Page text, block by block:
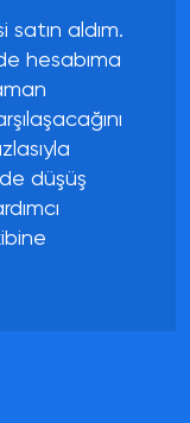
Mi?
ile
bizimle
hizmet
düşme
sağlamaktayız.
aldım.
hesabıma
düşüş